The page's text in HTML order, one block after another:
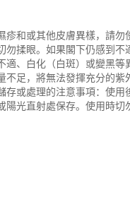
疹和或其他皮膚異樣，請
勿揉眼。如果閣下仍感到
適、白化（白斑）或變黑
不足，將無法發揮充分的
存或處理的注意事項：使
光直射處保存。使用時切